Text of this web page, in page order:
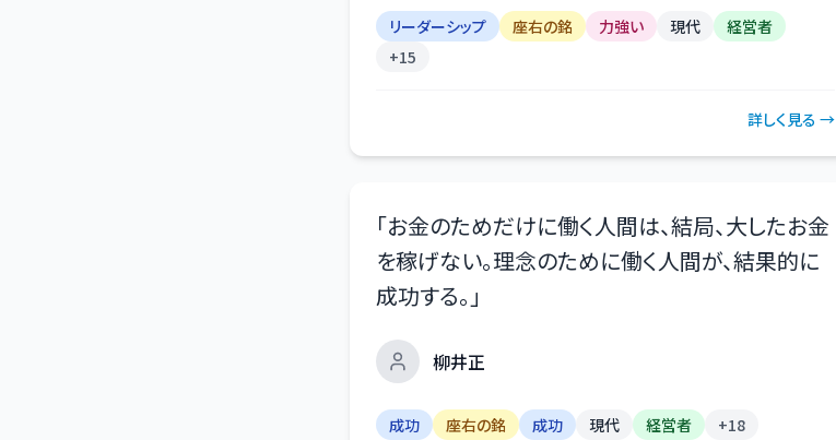
リーダーシップ 座右の銘 力強い 現代
経営者
+15
詳しく見る →
「お金のためだけに働く人間は、結局、大したお金
を稼げない。理念のために働く人間が、結果的に
成功する。 」
柳井正
成功 座右の銘 成功 現代 経営者 +18